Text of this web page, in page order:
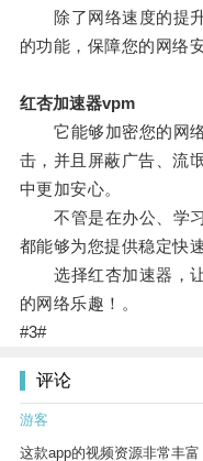
除了网络速度的提升
的功能，保障您的网络安
红杏加速器vpm
它能够加密您的网络
击，并且屏蔽广告、流
中更加安心。
不管是在办公、学习
都能够为您提供稳定快
选择红杏加速器，让
的网络乐趣！。
#3#
评论
游客
这款app的视频资源非常丰富